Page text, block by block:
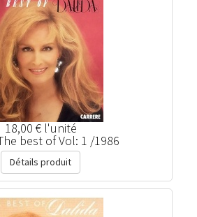
18,00 € l'unité
best of Vol: 1 /1986
Détails produit